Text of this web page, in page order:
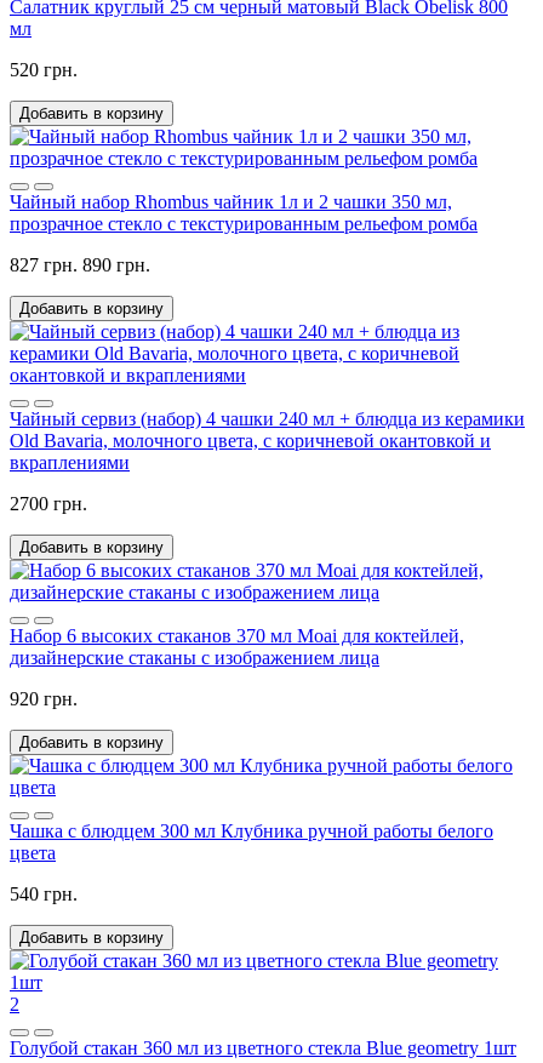
Салатник круглый 25 см черный матовый Black Obelisk 800
мл
520 грн.
Добавить в корзину
Чайный набор Rhombus чайник 1л и 2 чашки 350 мл,
прозрачное стекло с текстурированным рельефом ромба
827 грн. 890 грн.
Добавить в корзину
Чайный сервиз (набор) 4 чашки 240 мл + блюдца из керамики
Old Bavaria, молочного цвета, с коричневой окантовкой и
вкраплениями
2700 грн.
Добавить в корзину
Набор 6 высоких стаканов 370 мл Moai для коктейлей,
дизайнерские стаканы с изображением лица
920 грн.
Добавить в корзину
Чашка с блюдцем 300 мл Клубника ручной работы белого
цвета
540 грн.
Добавить в корзину
2
Голубой стакан 360 мл из цветного стекла Blue geometry 1шт